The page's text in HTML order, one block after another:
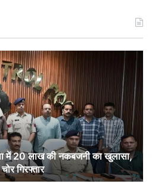
20 लाख की नकबजनी का खुलासा,
गिरफ्तार